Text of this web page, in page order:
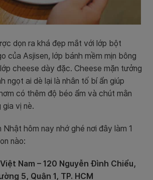
dọn ra khá đẹp mắt với lớp bột
của Asjisen, lớp bánh mềm mịn bông
cheese dày đặc. Cheese mặn tưởng
ngọt ai dè lại là nhân tố bí ẩn giúp
có thêm độ béo ẩm và chút mằn
vị nè.
Nhật hôm nay nhớ ghé nơi đây làm 1
nào:
Nam – 120 Nguyễn Đình Chiểu,
5, Quận 1, TP. HCM